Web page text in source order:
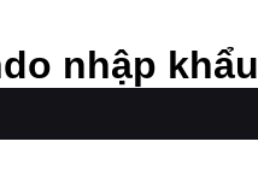
nhập khẩu